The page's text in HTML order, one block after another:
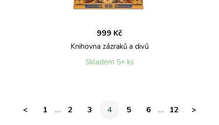
999 Kč
Knihovna zázraků a divů
Skladem 5+ ks
< 1 ... 2 3 4 5 6 ... 12 >